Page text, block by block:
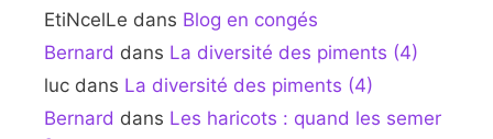
EtiNcelLe dans Blog en congés
Bernard dans La diversité des piments (4)
luc dans La diversité des piments (4)
Bernard dans Les haricots : quand les semer